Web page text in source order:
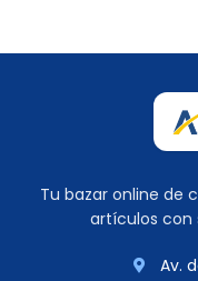
Tu bazar online de
artículos con
Av.